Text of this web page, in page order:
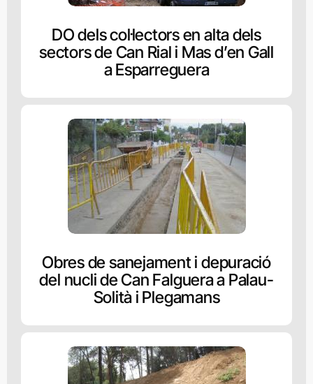
DO dels col·lectors en alta dels
sectors de Can Rial i Mas d’en Gall
a Esparreguera
Obres de sanejament i depuració
del nucli de Can Falguera a Palau-
Solità i Plegamans